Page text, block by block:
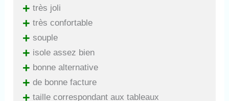
+ très joli
+ très confortable
+ souple
+ isole assez bien
+ bonne alternative
+ de bonne facture
+ taille correspondant aux tableaux